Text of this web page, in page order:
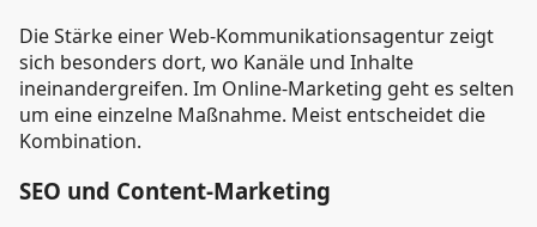
Die Stärke einer Web-Kommunikationsagentur zeigt
sich besonders dort, wo Kanäle und Inhalte
ineinandergreifen. Im Online-Marketing geht es selten
um eine einzelne Maßnahme. Meist entscheidet die
Kombination.
SEO und Content-Marketing